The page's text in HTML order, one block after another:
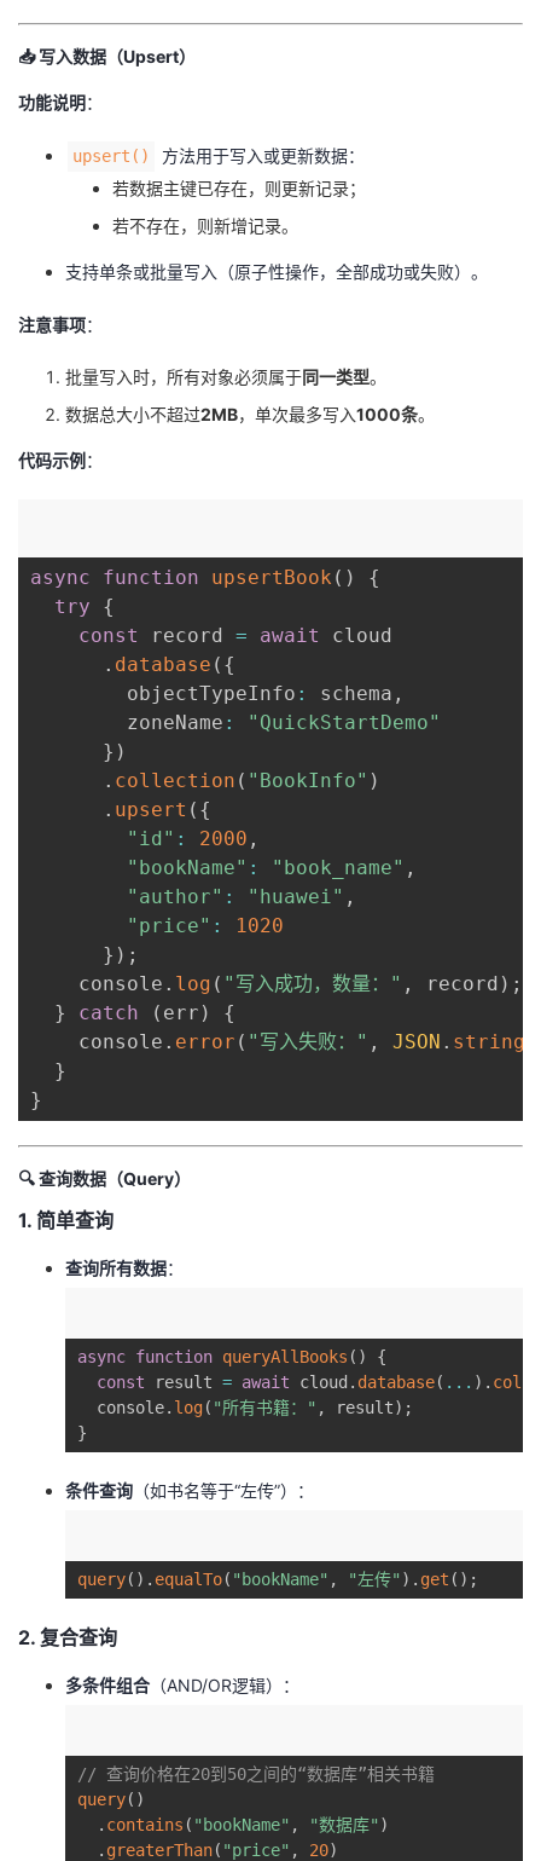
坛
圈
的
我
开
发
者
我
的
我
Programs
的
支
的
技
我
的
📥 ​​写入数据（Upsert）​
​功能说明​​：
upsert()
方法用于写入或更新数据：
若数据主键已存在，则更新记录；
若不存在，则新增记录。
支持单条或批量写入（原子性操作，全部成功或失败）。
​注意事项​​：
批量写入时，所有对象必须属于​​同一类型​​。
数据总大小不超过​​2MB​​，单次最多写入​​1000条​​。
​代码示例​ ​：
async function upsertBook ( )
{
try
{
const
record = await
cloud
. database ( {
        objectTypeInfo
: schema ,
        zoneName
:
"QuickStartDemo"
} )
. collection ( "BookInfo" )
. upsert ( {
"id" : 2000 ,
"bookName" : "book_name" ,
"author" : "huawei" ,
"price" :
1020
} ) ;
    console
. log ( "写入成功，数量：" , record ) ;
}
catch ( err )
{
    console
. error ( "写入失败：" , JSON .
}
}
🔍 ​​查询数据（Query）​
​1. 简单查询​
​查询所有数据​​：
async function queryAllBooks ( )
{
const result = await cloud . database( ... ) .
  console
. log( "所有书籍：" , result) ;
}
​条件查询​ ​（如书名等于“左传”）：
query( ) . equalTo( "bookName" , "左传" ) . get ( ) ;
​2. 复合查询​
​多条件组合​ ​（AND/OR逻辑）：
// 查询价格在20到50之间的“数据库”相关书籍
query( )
. contains ( "bookName" , "数据库" )
. greaterThan( "price" , 20)